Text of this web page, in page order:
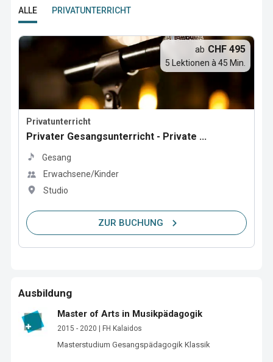
ALLE PRIVATUNTERRICHT
Privatunterricht
Privater Gesangsunterricht - Private ...
Gesang
Erwachsene/Kinder
Studio
ab CHF 495
5 Lektionen à 45 Min.
ZUR BUCHUNG
Ausbildung
Master of Arts in Musikpädagogik
2015 - 2020 | FH Kalaidos
Masterstudium Gesangspädagogik Klassik